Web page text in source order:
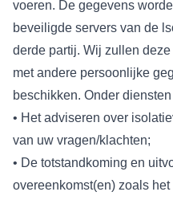
voeren. De gegevens
beveiligde servers van de
derde partij. Wij zullen
met andere persoonlijke
beschikken. Onder
• Het adviseren over
van uw vragen/klachten;
• De totstandkoming en
overeenkomst(en) zoals